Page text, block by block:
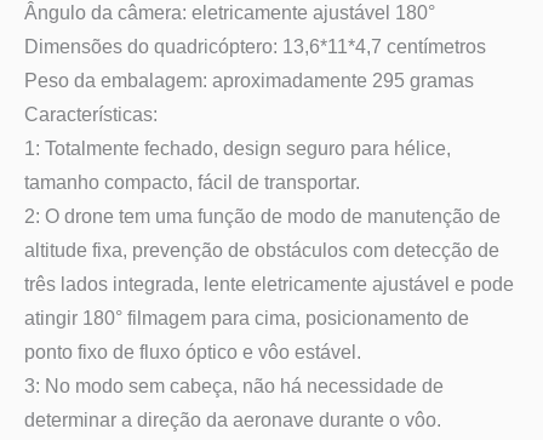
Ângulo da câmera: eletricamente ajustável 180°
Dimensões do quadricóptero: 13,6*11*4,7 centímetros
Peso da embalagem: aproximadamente 295 gramas
Características:
1: Totalmente fechado, design seguro para hélice,
tamanho compacto, fácil de transportar.
2: O drone tem uma função de modo de manutenção de
altitude fixa, prevenção de obstáculos com detecção de
três lados integrada, lente eletricamente ajustável e pode
atingir 180° filmagem para cima, posicionamento de
ponto fixo de fluxo óptico e vôo estável.
3: No modo sem cabeça, não há necessidade de
determinar a direção da aeronave durante o vôo.